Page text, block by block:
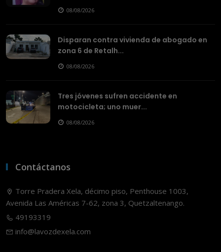
08/08/2026
Disparan contra vivienda de abogado en
zona 6 de Retalh...
08/08/2026
Tres jóvenes sufren accidente en
motocicleta; uno muer...
08/08/2026
Contáctanos
Torre Pradera Xela, décimo piso, Penthouse 1003,
Avenida Las Américas 7-62, zona 3, Quetzaltenango.
49193319
info@lavozdexela.com